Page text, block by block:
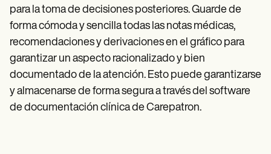
para la toma de decisiones posteriores. Guarde de
forma cómoda y sencilla todas las notas médicas,
recomendaciones y derivaciones en el gráfico para
garantizar un aspecto racionalizado y bien
documentado de la atención. Esto puede garantizarse
y almacenarse de forma segura a través del software
de documentación clínica deCarepatron.